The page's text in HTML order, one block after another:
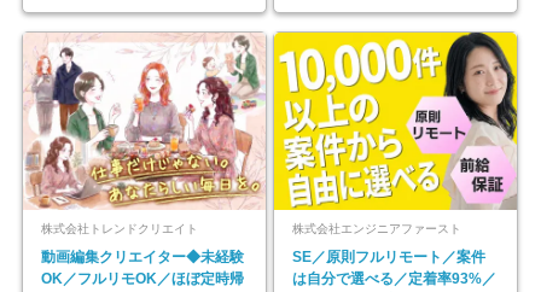
株式会社トレンドクリエイト
動画編集クリエイター◆未経験
OK／フルリモOK／ほぼ定時帰
株式会社エンジニアファースト
SE／原則フルリモート／案件
は自分で選べる／定着率93%／